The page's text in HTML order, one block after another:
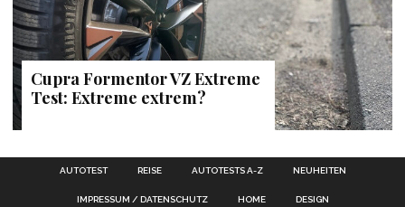
Cupra Formentor VZ Extreme
Test: Extreme extrem?
AUTOTEST REISE AUTOTESTS A-Z NEUHEITEN
IMPRESSUM / DATENSCHUTZ HOME DESIGN